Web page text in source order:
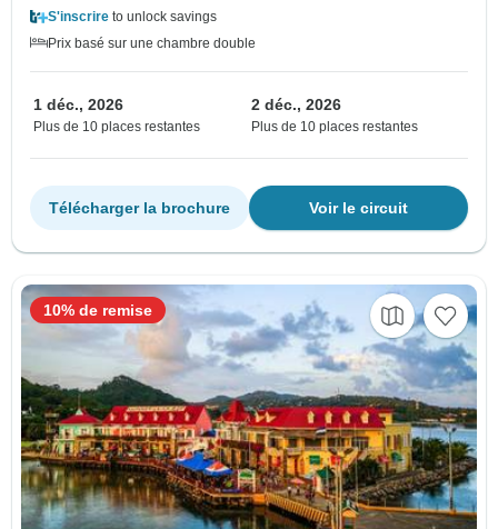
S'inscrire to unlock savings
Prix basé sur une chambre double
1 déc., 2026
Plus de 10 places restantes
2 déc., 2026
Plus de 10 places restantes
Voir le circuit
Télécharger la brochure
10% de remise